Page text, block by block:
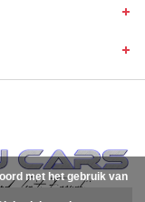
met het gebruik van